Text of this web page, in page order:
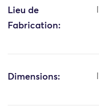
Lieu de
Fabrication:
Dimensions: